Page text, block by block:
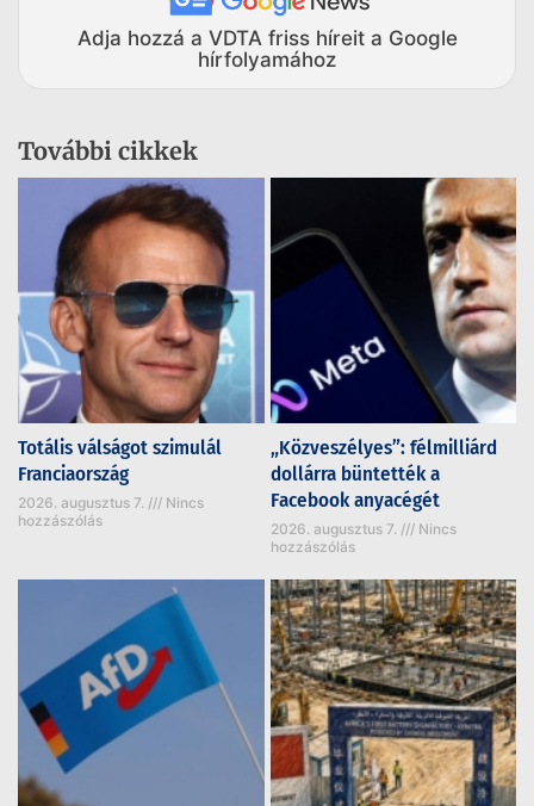
Adja hozzá a VDTA friss híreit a Google
hírfolyamához
További cikkek
Totális válságot szimulál
Franciaország
2026. augusztus 7.
Nincs
hozzászólás
„Közveszélyes”: félmilliárd
dollárra büntették a
Facebook anyacégét
2026. augusztus 7.
Nincs
hozzászólás